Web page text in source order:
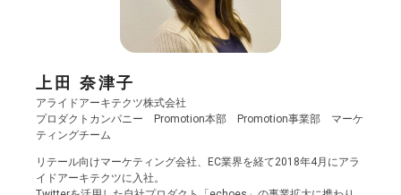
上田 奈津子
アライドアーキテクツ株式会社
プロダクトカンパニー Promotion本部 Promotion事業部 マーケ
ティングチーム
リテール向けマーケティング会社、EC業界を経て2018年4月にアラ
イドアーキテクツに入社。